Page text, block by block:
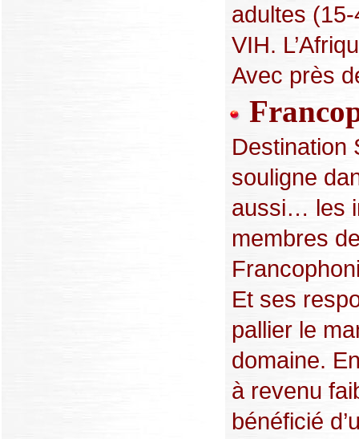
adultes
VIH.
Avec près
Destination
souligne
aussi… les
membres
Et ses
pallier le
domaine.
à revenu
bénéficié